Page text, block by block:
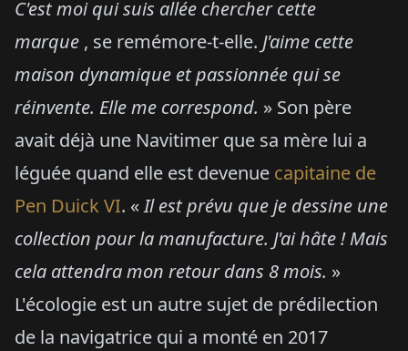
C'est moi qui suis allée chercher cette
marque , se remémore-t-elle. J'aime cette
maison dynamique et passionnée qui se
réinvente. Elle me correspond. » Son père
avait déjà une Navitimer que sa mère lui a
léguée quand elle est devenue capitaine de
Pen Duick VI. «Il est prévu que je dessine une
collection pour la manufacture. J'ai hâte ! Mais
cela attendra mon retour dans 8 mois. »
L'écologie est un autre sujet de prédilection
de la navigatrice qui a monté en 2017